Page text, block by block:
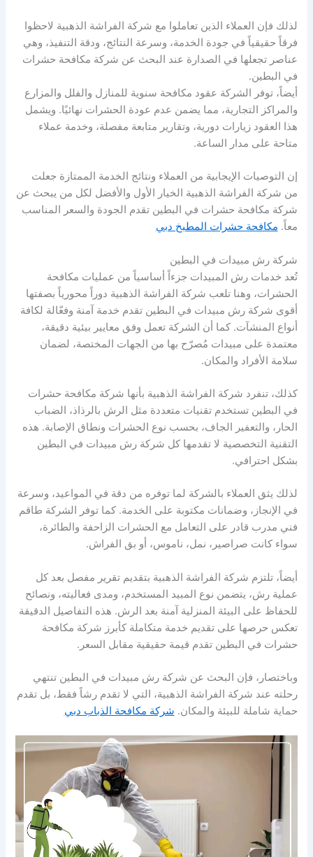
لذلك فإن العملاء الذين تعاملوا مع شركة الفراشة الذهبية لاحظوا
فرقاً حقيقياً في جودة الخدمة، وسرعة النتائج، ودقة التنفيذ، وهي
عناصر تجعلها في الصدارة عند البحث عن شركة مكافحة حشرات
في البطين.
أيضاً، توفر الشركة عقود مكافحة سنوية للمنازل والفلل والمزارع
والمراكز التجارية، مما يضمن عدم عودة الحشرات نهائيًا. ويشمل
هذا العقود زيارات دورية، وتقارير متابعة مفصلة، وخدمة عملاء
متاحة على مدار الساعة.
إن التوصيات الإيجابية من العملاء ونتائج الخدمة الممتازة جعلت
من شركة الفراشة الذهبية الخيار الأول والأفضل لكل من يبحث عن
شركة مكافحة حشرات في البطين تقدم الجودة والسعر المناسب
معاً. مكافحة حشرات المطبخ دبي
شركة رش مبيدات في البطين
تُعد خدمات رش المبيدات جزءاً أساسياً من عمليات مكافحة
الحشرات، وهنا تلعب شركة الفراشة الذهبية دوراً محورياً بصفتها
أقوى شركة رش مبيدات في البطين تقدم خدمة آمنة وفعّالة لكافة
أنواع المنشآت. كما أن الشركة تعمل وفق معايير بيئية دقيقة،
معتمدة على مبيدات مُصرّح بها من الجهات المختصة، لضمان
سلامة الأفراد والمكان.
كذلك، تنفرد شركة الفراشة الذهبية بأنها شركة مكافحة حشرات
في البطين تستخدم تقنيات متعددة مثل الرش بالرذاذ، الضباب
الحار، والتعفير الجاف، بحسب نوع الحشرات ونطاق الإصابة. هذه
التقنية التخصصية لا تقدمها كل شركة رش مبيدات في البطين
بشكل احترافي.
لذلك يثق العملاء بالشركة لما توفره من دقة في المواعيد، وسرعة
في الإنجاز، وضمانات مكتوبة على الخدمة. كما توفر الشركة طاقم
فني مدرب قادر على التعامل مع الحشرات الزاحفة والطائرة،
سواء كانت صراصير، نمل، ناموس، أو بق الفراش.
أيضاً، تلتزم شركة الفراشة الذهبية بتقديم تقرير مفصل بعد كل
عملية رش، يتضمن نوع المبيد المستخدم، ومدى فعاليته، ونصائح
للحفاظ على البيئة المنزلية آمنة بعد الرش. هذه التفاصيل الدقيقة
تعكس حرصها على تقديم خدمة متكاملة كأبرز شركة مكافحة
حشرات في البطين تقدم قيمة حقيقية مقابل السعر.
وباختصار، فإن البحث عن شركة رش مبيدات في البطين تنتهي
رحلته عند شركة الفراشة الذهبية، التي لا تقدم رشاً فقط، بل تقدم
حماية شاملة للبيئة والمكان. شركة مكافحة الذباب دبي